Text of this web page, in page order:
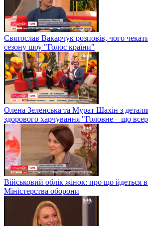
Святослав Вакарчук розповів, чого
сезону шоу "Голос країни"
Олена Зеленська та Мурат Шахін з
здорового харчування "Головне – що
Військовий облік жінок: про що йдеться
Міністерства оборони